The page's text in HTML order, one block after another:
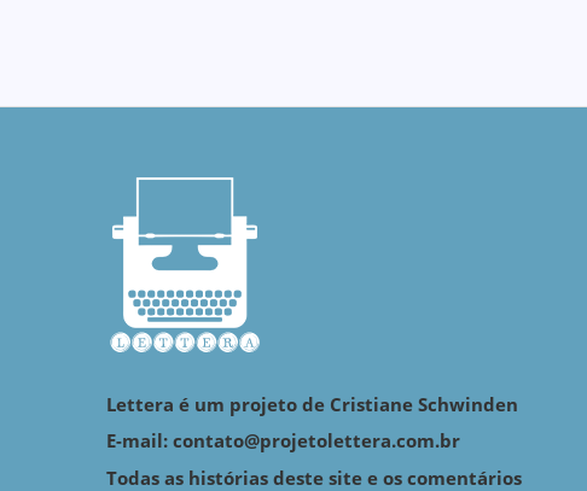
Lettera é um projeto de Cristiane Schwinden
E-mail: contato@projetolettera.com.br
Todas as histórias deste site e os comentários